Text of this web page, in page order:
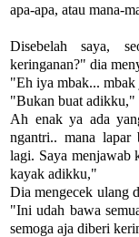
apa-apa, atau mana-
Disebelah saya,
keringanan?" dia
"Eh iya mbak... mbak
"Bukan buat adikku,"
Ah enak ya ada
ngantri.. mana lapar
lagi. Saya menjawab
kayak adikku,"
Dia mengecek ulang
"Ini udah bawa
semoga aja diberi